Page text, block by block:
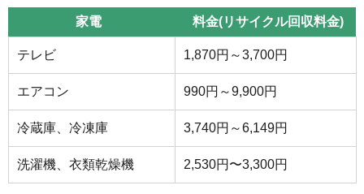
家電 料金(リサイクル回収料金)
テレビ 1,870円～3,700円
エアコン 990円～9,900円
冷蔵庫、冷凍庫 3,740円～6,149円
洗濯機、衣類乾燥機 2,530円〜3,300円